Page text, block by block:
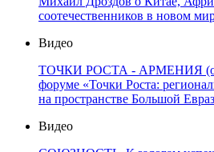
соотечественников в новом
Видео
ТОЧКИ РОСТА - АРМЕНИЯ (о
форуме «Точки Роста:
на пространстве Большой
Видео